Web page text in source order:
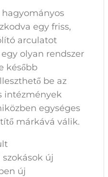
hagyományos
egy friss,
arculatot
olyan rendszer
később
be az
intézmények
egységes
márkává válik.
új
új